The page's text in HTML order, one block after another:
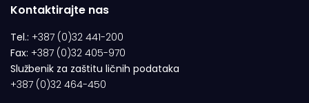
Kontaktirajte nas
Tel.: +387 (0)32 441-200
Fax: +387 (0)32 405-970
Službenik za zaštitu ličnih podataka
+387 (0)32 464-450